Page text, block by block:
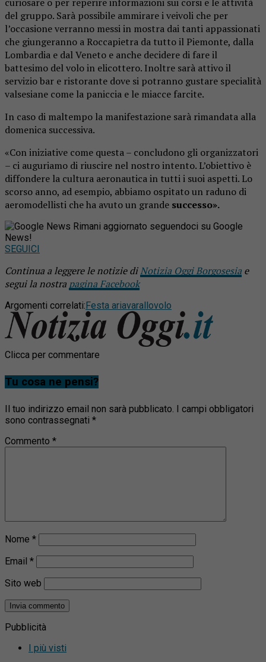
curiosare o per reperire informazioni sui corsi e le attività
del gruppo. Sarà possibile ammirare i veivoli che per
l’occasione verranno messi in mostra dai tanti appassionati
che giungeranno a Roccapietra da tutto il Piemonte, dalla
Lombardia e dal Veneto e anche decidere di fare il
battesimo del volo in elicottero. Inoltre sarà attivo il
servizio bar e ristorante dove si potranno gustare specialità
valsesiane come la paniccia e le miacce farcite.
In caso di maltempo la manifestazione sarà rimandata alla
domenica successiva.
«Con iniziative come questa – concludono gli organizzatori
– ci auguriamo di riuscire nel nostro intento. L’obiettivo è
diffondere la cultura aeronautica in tutti i suoi aspetti. Lo
scorso anno, ad esempio, abbiamo ospitato un raduno di
aeromodellisti che ha avuto un grande successo».
Rimani aggiornato seguendoci su Google
News!
SEGUICI
Continua a leggere le notizie diNotizia Oggi Borgosesia e
segui la nostra pagina Facebook
Argomenti correlati: Festa ariavarallovolo
Clicca per commentare
Tu cosa ne pensi?
Il tuo indirizzo email non sarà pubblicato.
I campi obbligatori
sono contrassegnati *
Commento *
Nome *
Email *
Sito web
Pubblicità
I più visti